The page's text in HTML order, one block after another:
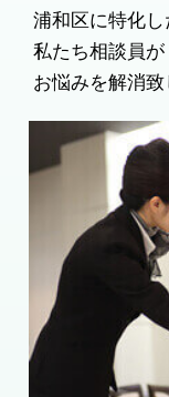
浦和区に特化
私たち相談員
お悩みを解消致